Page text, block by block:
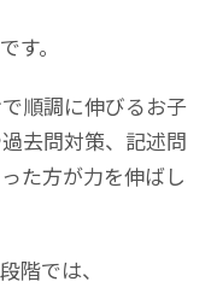
す。
順調に伸びるお子
去問対策、記述問
た方が力を伸ばし
階では、